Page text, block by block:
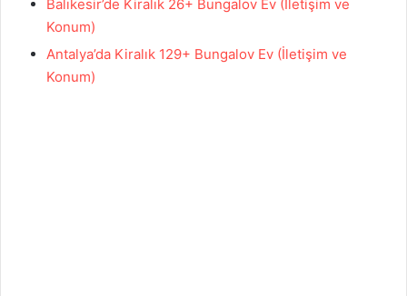
Balıkesir’de Kiralık 26+ Bungalov Ev (İletişim ve
Konum)
Antalya’da Kiralık 129+ Bungalov Ev (İletişim ve
Konum)